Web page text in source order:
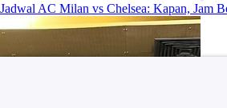
Jadwal AC Milan vs Chelsea: Kapan, Jam